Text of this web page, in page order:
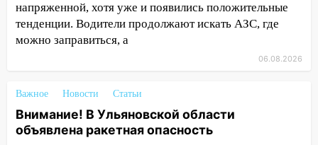
13:00 В суде защитили репутацию
мужчины, которого необоснованно
обвиняли в жестоком обращении с
12:28
Миллион на «льготниках»: в
провернул хитрую схему с чужими
проездными
напряженной, хотя уже и появились положительные
тенденции. Водители продолжают искать АЗС, где
можно заправиться, а
06.08.2026
Важное Новости Статьи
Внимание! В Ульяновской области
объявлена ракетная опасность